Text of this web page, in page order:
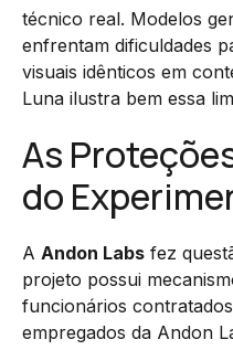
técnico real. Modelos
enfrentam dificuldades
visuais idênticos em
Luna ilustra bem essa
As
do
A Andon Labs fez
projeto possui
funcionários
empregados da Andon